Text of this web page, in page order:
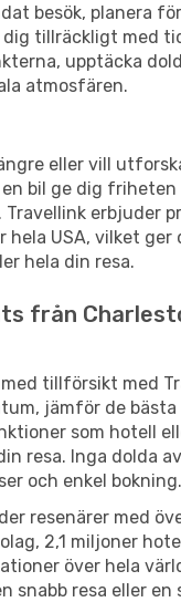
besök, planera
dig tillräckligt med
upptäcka
atmosfären.
eller vill
bil ge dig friheten
Travellink erbjuder
hela USA, vilket
hela din resa.
från
tillförsikt med
jämför de
som hotell
resa. Inga dolda
och enkel bokning.
resenärer med
2,1 miljoner
över hela
snabb resa eller